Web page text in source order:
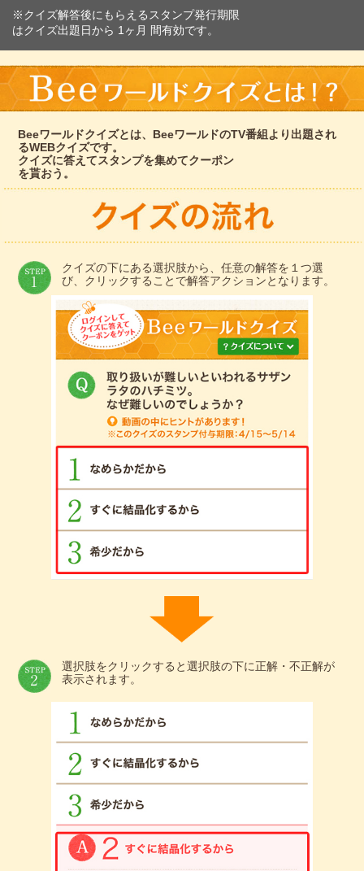
※クイズ解答後にもらえるスタンプ発行期限
はクイズ出題日から 1ヶ月 間有効です。
Beeワールドクイズとは、BeeワールドのTV番組より出題され
るWEBクイズです。
クイズに答えてスタンプを集めてクーポン
を貰おう。
クイズの下にある選択肢から、任意の解答を１つ選
び、クリックすることで解答アクションとなります。
選択肢をクリックすると選択肢の下に正解・不正解が
表示されます。